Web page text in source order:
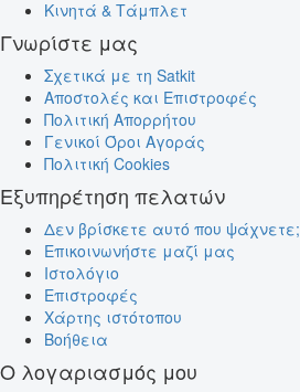
Κινητά & Τάμπλετ
Γνωρίστε μας
Σχετικά με τη Satkit
Αποστολές και Επιστροφές
Πολιτική Απορρήτου
Γενικοί Όροι Αγοράς
Πολιτική Cookies
Εξυπηρέτηση πελατών
Δεν βρίσκετε αυτό που ψάχνετε;
Επικοινωνήστε μαζί μας
Ιστολόγιο
Επιστροφές
Χάρτης ιστότοπου
Βοήθεια
Ο λογαριασμός μου